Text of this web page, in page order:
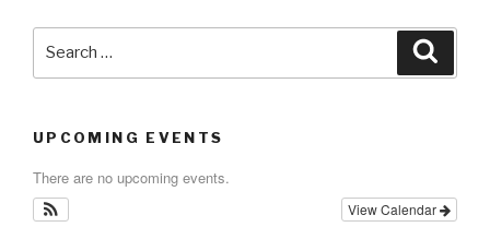
UPCOMING EVENTS
There are no upcoming events.
View Calendar